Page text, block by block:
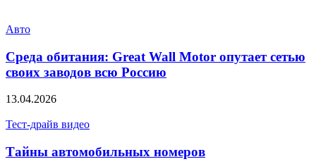
Авто
Среда обитания: Great Wall Motor опутает сетью
своих заводов всю Россию
13.04.2026
Тест-драйв видео
Тайны автомобильных номеров